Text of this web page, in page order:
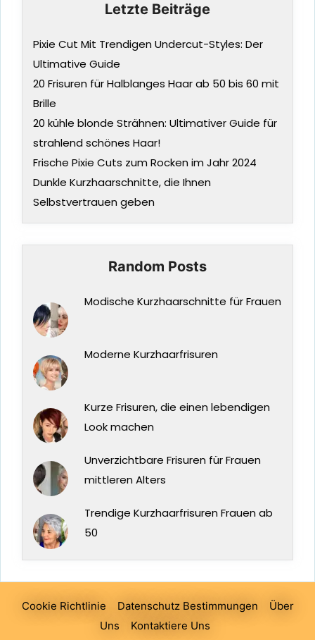
Letzte Beiträge
Pixie Cut Mit Trendigen Undercut-Styles: Der
Ultimative Guide
20 Frisuren für Halblanges Haar ab 50 bis 60 mit
Brille
20 kühle blonde Strähnen: Ultimativer Guide für
strahlend schönes Haar!
Frische Pixie Cuts zum Rocken im Jahr 2024
Dunkle Kurzhaarschnitte, die Ihnen
Selbstvertrauen geben
Random Posts
Modische Kurzhaarschnitte für Frauen
Moderne Kurzhaarfrisuren
Kurze Frisuren, die einen lebendigen
Look machen
Unverzichtbare Frisuren für Frauen
mittleren Alters
Trendige Kurzhaarfrisuren Frauen ab
50
Cookie Richtlinie Datenschutz Bestimmungen
Über
Uns
Kontaktiere Uns